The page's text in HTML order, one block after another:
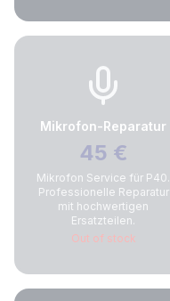
Mikrofon-Reparatur
45 €
Mikrofon Service für P40.
Professionelle Reparatur
mit hochwertigen
Ersatzteilen.
Out of stock